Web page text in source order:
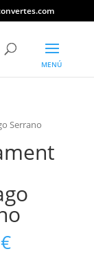
Serrano
€